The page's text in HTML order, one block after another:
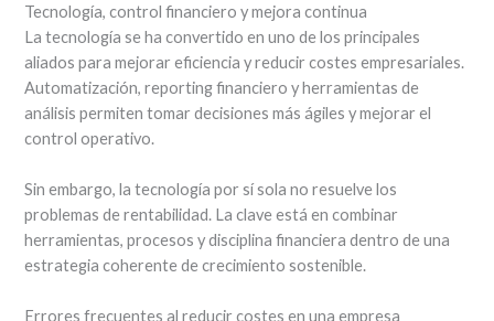
Tecnología, control financiero y mejora continua
La tecnología se ha convertido en uno de los principales
aliados para mejorar eficiencia y reducir costes empresariales.
Automatización, reporting financiero y herramientas de
análisis permiten tomar decisiones más ágiles y mejorar el
control operativo.
Sin embargo, la tecnología por sí sola no resuelve los
problemas de rentabilidad. La clave está en combinar
herramientas, procesos y disciplina financiera dentro de una
estrategia coherente de crecimiento sostenible.
Errores frecuentes al reducir costes en una empresa